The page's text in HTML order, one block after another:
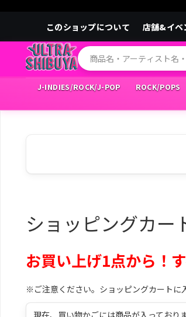
このショップについて 店舗&イベ
J-INDIES/ROCK/J-POP ROCK/POPS
ショッピングカー
お買い上げ1点から！
※ご注意ください。ショッピングカートに
現在、買い物かごには商品が入っており